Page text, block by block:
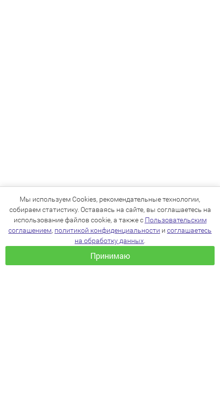
Мы используем Cookies, рекомендательные технологии,
собираем статистику. Оставаясь на сайте, вы соглашаетесь на
использование файлов cookie, а также с Пользовательским
соглашением, политикой конфиденциальности и соглашаетесь
на обработку данных
Принимаю